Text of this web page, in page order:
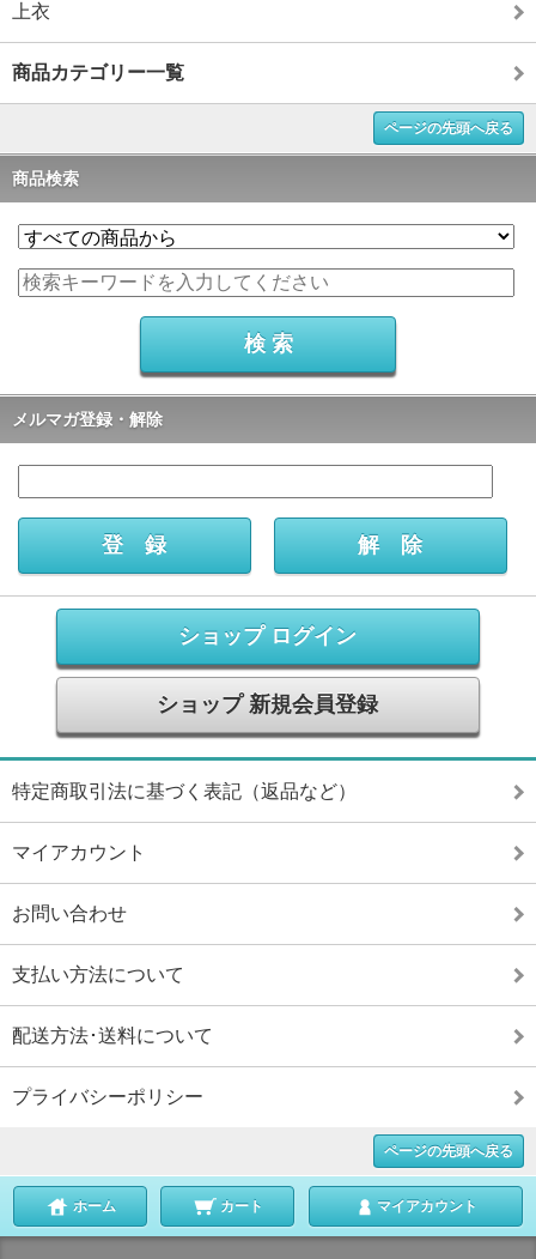
上衣
商品カテゴリー一覧
ページの先頭へ戻る
商品検索
メルマガ登録・解除
ショップ ログイン
ショップ 新規会員登録
特定商取引法に基づく表記（返品など）
マイアカウント
お問い合わせ
支払い方法について
配送方法･送料について
プライバシーポリシー
ページの先頭へ戻る
ホーム カート マイアカウント